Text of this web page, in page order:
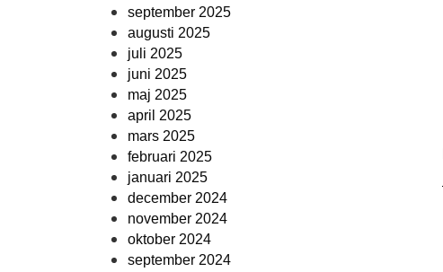
september 2025
augusti 2025
juli 2025
juni 2025
maj 2025
april 2025
mars 2025
februari 2025
januari 2025
december 2024
november 2024
oktober 2024
september 2024